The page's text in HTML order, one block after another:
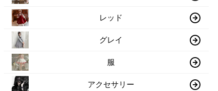
レッド
グレイ
服
アクセサリー